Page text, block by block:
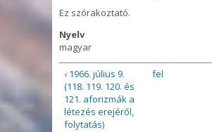
Ez szórakoztató.
Nyelv
magyar
‹ 1966. július 9.
(118. 119. 120. és
121. aforizmák a
létezés erejéről,
folytatás)
fel